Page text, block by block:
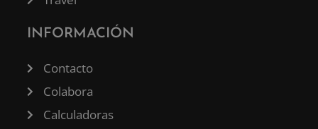
INFORMACIÓN
Contacto
Colabora
Calculadoras